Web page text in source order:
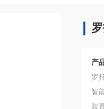
产
罗
智
装